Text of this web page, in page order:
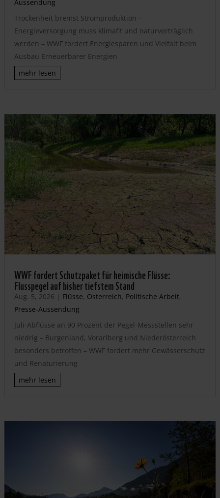
Aussendung
Trockenheit bremst Stromproduktion –
Energieversorgung muss klimafit und naturverträglich
werden – WWF fordert Energiesparen und Vielfalt beim
Ausbau Erneuerbarer Energien
mehr lesen
WWF fordert Schutzpaket für heimische Flüsse:
Flusspegel auf bisher tiefstem Stand
Aug. 5, 2026 | Flüsse, Österreich, Politische Arbeit,
Presse-Aussendung
Juli-Abflüsse an 90 Prozent der Pegel-Messstellen sehr
niedrig – Burgenland, Vorarlberg und Niederösterreich
besonders betroffen – WWF fordert mehr Gewässerschutz
und Renaturierung
mehr lesen